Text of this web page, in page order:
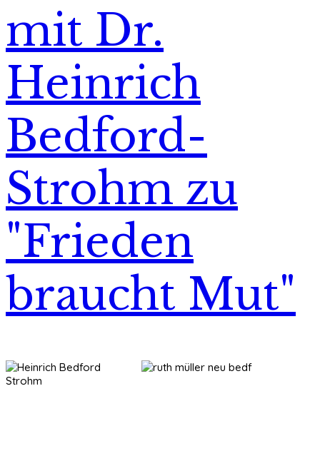
mit Dr.
Heinrich
Bedford-
Strohm zu
"Frieden
braucht Mut"